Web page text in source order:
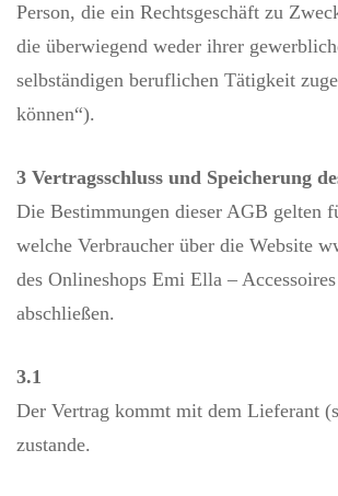
Person, die ein Rechtsgeschäft zu
die überwiegend weder ihrer
selbständigen beruflichen Tätigkeit
können“).
3 Vertragsschluss und Speicherung
Die Bestimmungen dieser AGB gelten
welche Verbraucher über die Website
des Onlineshops Emi Ella –
abschließen.
3.1
Der Vertrag kommt mit dem Lieferant
zustande.